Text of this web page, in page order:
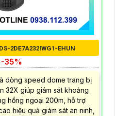
2DE7A232IWG1-EHUN
35%
dòng speed dome trang bị
32X giúp giám sát khoảng
hồng ngoại 200m, hỗ trợ
hiệu quả giám sát an ninh,